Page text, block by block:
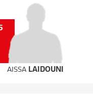
AISSA LAIDOUNI